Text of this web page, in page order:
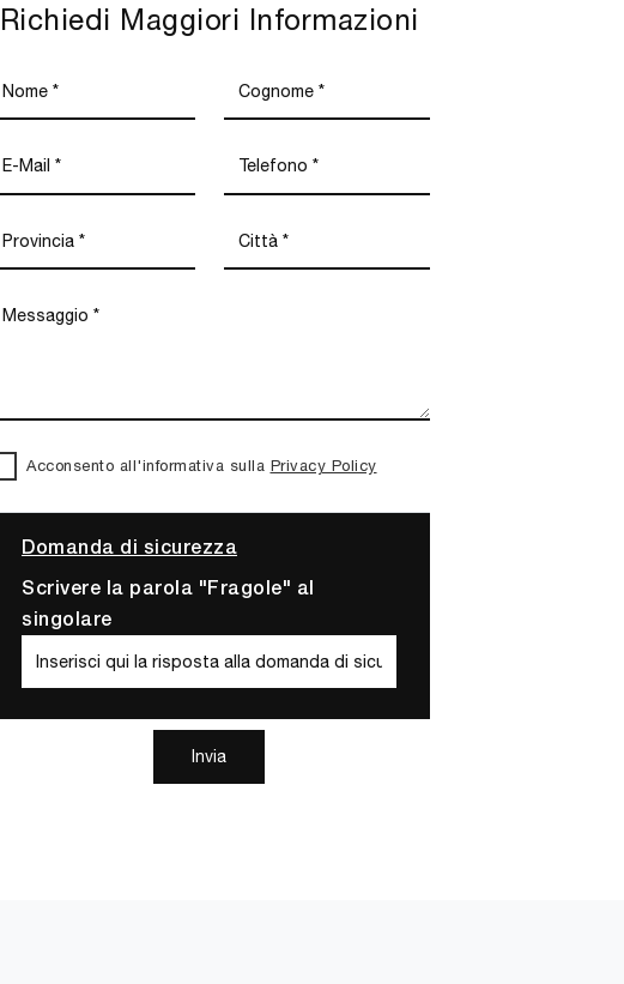
Richiedi Maggiori Informazioni
Acconsento all'informativa sulla Privacy Policy
Domanda di sicurezza
Scrivere la parola "Fragole" al
singolare
Invia